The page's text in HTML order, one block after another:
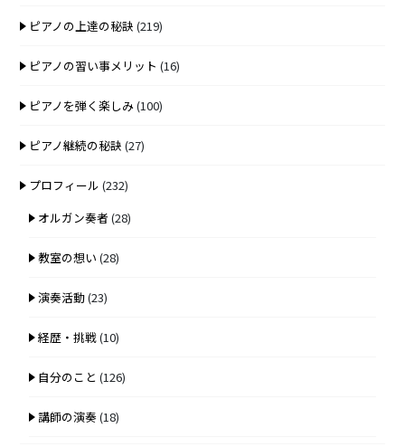
ピアノの上達の秘訣 (219)
ピアノの習い事メリット (16)
ピアノを弾く楽しみ(100)
ピアノ継続の秘訣 (27)
プロフィール (232)
オルガン奏者 (28)
教室の想い (28)
演奏活動(23)
経歴・挑戦(10)
自分のこと (126)
講師の演奏(18)